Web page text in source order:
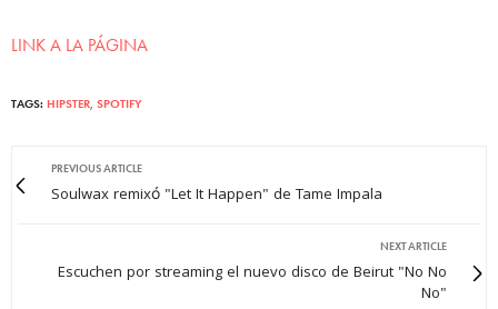
LINK A LA PÁGINA
TAGS: HIPSTER, SPOTIFY
PREVIOUS ARTICLE
Soulwax remixó "Let It Happen" de Tame Impala
NEXT ARTICLE
Escuchen por streaming el nuevo disco de Beirut "No No
No"